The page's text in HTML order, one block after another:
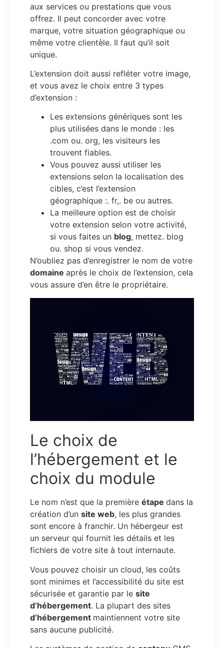
aux services ou prestations que vous
offrez. Il peut concorder avec votre
marque, votre situation géographique ou
même votre clientèle. Il faut qu’il soit
unique.
L’extension doit aussi refléter votre image,
et vous avez le choix entre 3 types
d’extension :
Les extensions génériques sont les
plus utilisées dans le monde : les
.com ou. org, les visiteurs les
trouvent fiables.
Vous pouvez aussi utiliser les
extensions selon la localisation des
cibles, c’est l’extension
géographique :. fr,. be ou autres.
La meilleure option est de choisir
votre extension selon votre activité,
si vous faites un blog, mettez. blog
ou. shop si vous vendez.
N’oubliez pas d’enregistrer le nom de votre
domaine après le choix de l’extension, cela
vous assure d’en être le propriétaire.
Le choix de
l’hébergement et le
choix du module
Le nom n’est que la première étape dans la
création d’un site web, les plus grandes
sont encore à franchir. Un hébergeur est
un serveur qui fournit les détails et les
fichiers de votre site à tout internaute.
Vous pouvez choisir un cloud, les coûts
sont minimes et l’accessibilité du site est
sécurisée et garantie par le site
d’hébergement. La plupart des sites
d’hébergement maintiennent votre site
sans aucune publicité.